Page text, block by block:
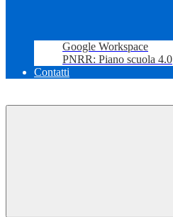
Google Workspace
PNRR: Piano scuola 4.0
Contatti